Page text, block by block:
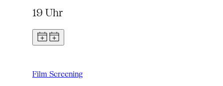
19 Uhr
Film Screening